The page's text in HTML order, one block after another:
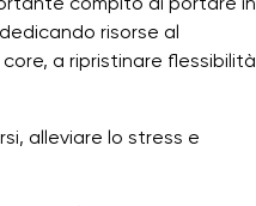
risorse al
a ripristinare flessibilità
alleviare lo stress e